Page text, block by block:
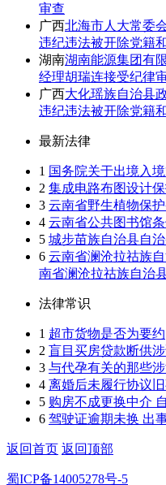
审查
广西北海市人大常委
违纪违法被开除党籍
湖南湖南能源集团有
经理胡瑞连接受纪律
广西大化瑶族自治县
违纪违法被开除党籍
最新法律
1 国务院关于出境入境
2 集成电路布图设计保
3 云南省野生植物保护
4 云南省公共图书馆条
5 城步苗族自治县自治
6 云南省澜沧拉祜族
南省澜沧拉祜族自治
法律常识
1 超市货物是否为要约
2 盲目买房贷款断供
3 与代孕有关的那些
4 离婚后未履行协议
5 购房不成更换中介
6 驾驶证逾期未换 出
返回首页 返回顶部
蜀ICP备14005278号-5